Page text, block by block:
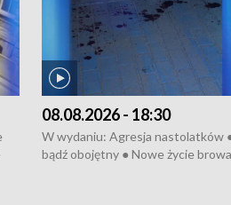
08.08.2026 - 18:30
W wydaniu: Agresja nastolatków
bądź obojętny ● Nowe życie